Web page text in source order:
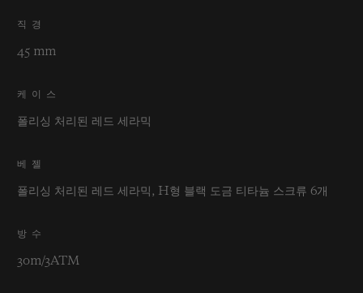
직경
45 mm
케이스
폴리싱 처리된 레드 세라믹
베젤
폴리싱 처리된 레드 세라믹, H형 블랙 도금 티타늄 스크류 6개
방수
30m/3ATM